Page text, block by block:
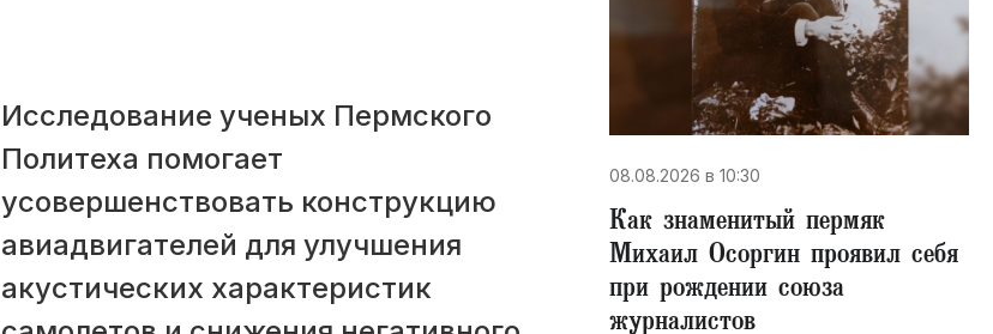
Исследование ученых Пермского
Политеха помогает
усовершенствовать конструкцию
авиадвигателей для улучшения
акустических характеристик
08.08.2026 в 10:30
​Как знаменитый пермяк
Михаил Осоргин проявил себя
при рождении союза
журналистов